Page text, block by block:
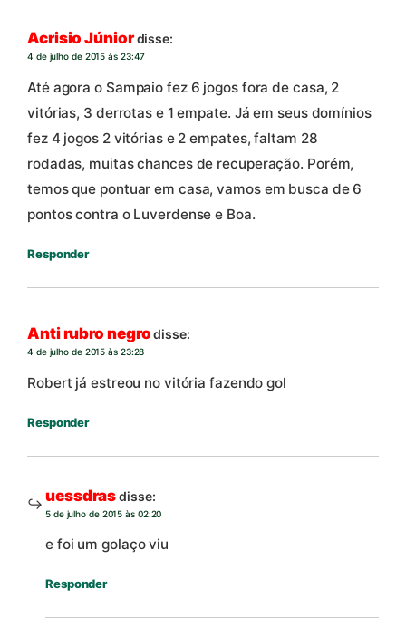
Acrisio Júniordisse:
4 de julho de 2015 às 23:47
Até agora o Sampaio fez 6 jogos fora de casa, 2
vitórias, 3 derrotas e 1 empate. Já em seus domínios
fez 4 jogos 2 vitórias e 2 empates, faltam 28
rodadas, muitas chances de recuperação. Porém,
temos que pontuar em casa, vamos em busca de 6
pontos contra o Luverdense e Boa.
Responder
Anti rubro negrodisse:
4 de julho de 2015 às 23:28
Robert já estreou no vitória fazendo gol
Responder
uessdrasdisse:
5 de julho de 2015 às 02:20
e foi um golaço viu
Responder